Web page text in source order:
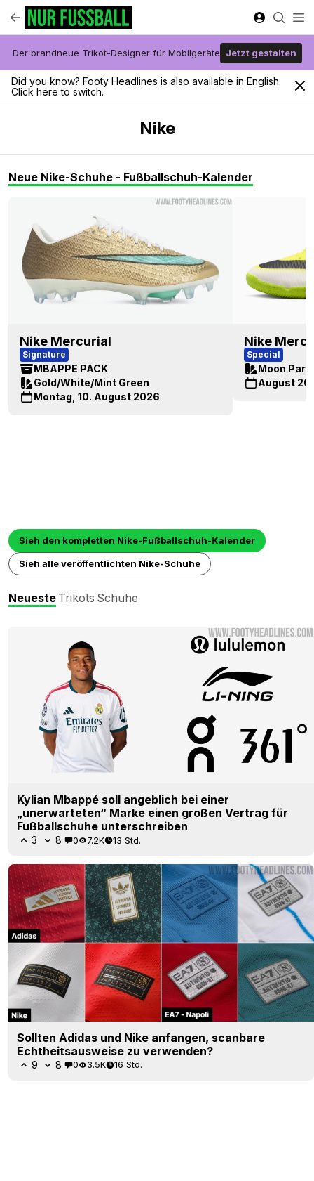
Der brandneue Trikot-Designer für Mobilgeräte Jetzt gestalten
Did you know? Footy Headlines is also available in English.
Click here to switch.
Nike
Neue Nike-Schuhe - Fußballschuh-Kalender
Nike Mercurial
Signature
MBAPPE PACK
Gold/White/Mint Green
Montag, 10. August 2026
Nike
Special
Moon
August
Sieh den kompletten Nike-Fußballschuh-Kalender
Sieh alle veröffentlichten Nike-Schuhe
Neueste Trikots Schuhe
Kylian Mbappé soll angeblich bei einer
„unerwarteten“ Marke einen großen Vertrag für
Fußballschuhe unterschreiben
3 8 0 7.2K 13 Std.
Sollten Adidas und Nike anfangen, scanbare
Echtheitsausweise zu verwenden?
9 8 0 3.5K 16 Std.